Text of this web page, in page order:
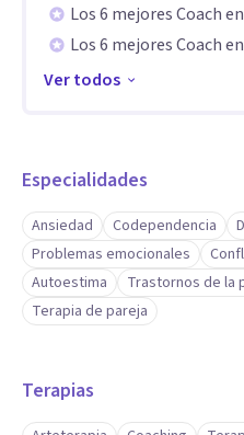
Habilidades sociales.
TREC.
Gestalt
Terapias:
Conductista
Cognitiva
Psicoanálisis
Humanista
Los 6 mejores Coach
Los 6 mejores Coach
Ver todos
Especialidades
Ansiedad Codependencia
Problemas emocionales
Autoestima
Trastornos de la
Terapia de pareja
Terapias